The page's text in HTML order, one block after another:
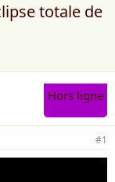
totale de
Hors ligne
#1